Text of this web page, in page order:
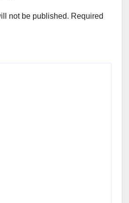
not be published. Required